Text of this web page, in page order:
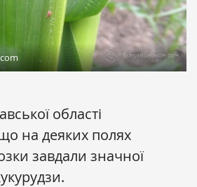
області
на деяких полях
завдали значної